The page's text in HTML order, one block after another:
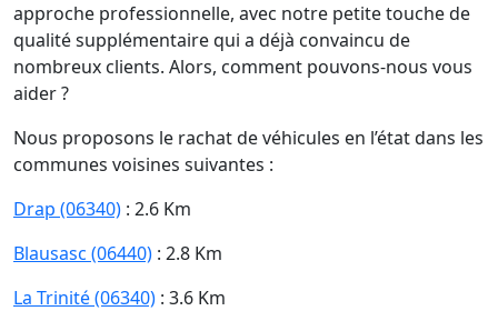
approche professionnelle, avec notre petite touche de
qualité supplémentaire qui a déjà convaincu de
nombreux clients. Alors, comment pouvons-nous vous
aider ?
Nous proposons le rachat de véhicules en l’état dans les
communes voisines suivantes :
Drap (06340) : 2.6 Km
Blausasc (06440) : 2.8 Km
La Trinité (06340) : 3.6 Km